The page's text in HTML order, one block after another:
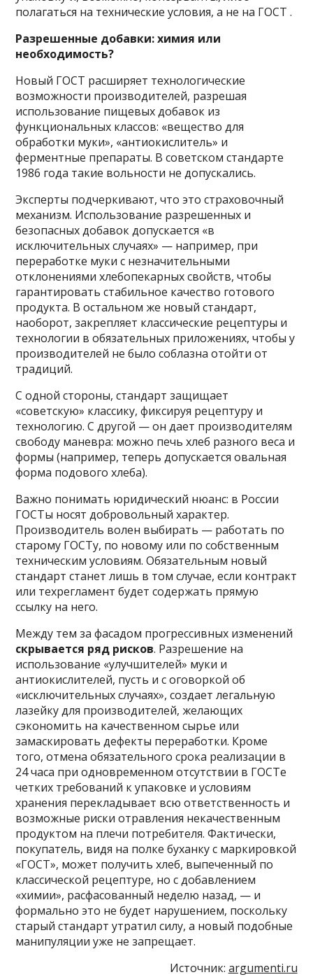
полагаться на технические условия, а не на ГОСТ .
Разрешенные добавки: химия или
необходимость?
Новый ГОСТ расширяет технологические
возможности производителей, разрешая
использование пищевых добавок из
функциональных классов: «вещество для
обработки муки», «антиокислитель» и
ферментные препараты. В советском стандарте
1986 года такие вольности не допускались.
Эксперты подчеркивают, что это страховочный
механизм. Использование разрешенных и
безопасных добавок допускается «в
исключительных случаях» — например, при
переработке муки с незначительными
отклонениями хлебопекарных свойств, чтобы
гарантировать стабильное качество готового
продукта. В остальном же новый стандарт,
наоборот, закрепляет классические рецептуры и
технологии в обязательных приложениях, чтобы у
производителей не было соблазна отойти от
традиций.
С одной стороны, стандарт защищает
«советскую» классику, фиксируя рецептуру и
технологию. С другой — он дает производителям
свободу маневра: можно печь хлеб разного веса и
формы (например, теперь допускается овальная
форма подового хлеба).
Важно понимать юридический нюанс: в России
ГОСТы носят добровольный характер.
Производитель волен выбирать — работать по
старому ГОСТу, по новому или по собственным
техническим условиям. Обязательным новый
стандарт станет лишь в том случае, если контракт
или техрегламент будет содержать прямую
ссылку на него.
Между тем за фасадом прогрессивных изменений
скрывается ряд рисков. Разрешение на
использование «улучшителей» муки и
антиокислителей, пусть и с оговоркой об
«исключительных случаях», создает легальную
лазейку для производителей, желающих
сэкономить на качественном сырье или
замаскировать дефекты переработки. Кроме
того, отмена обязательного срока реализации в
24 часа при одновременном отсутствии в ГОСТе
четких требований к упаковке и условиям
хранения перекладывает всю ответственность и
возможные риски отравления некачественным
продуктом на плечи потребителя. Фактически,
покупатель, видя на полке буханку с маркировкой
«ГОСТ», может получить хлеб, выпеченный по
классической рецептуре, но с добавлением
«химии», расфасованный неделю назад, — и
формально это не будет нарушением, поскольку
старый стандарт утратил силу, а новый подобные
манипуляции уже не запрещает.
Источник: argumenti.ru